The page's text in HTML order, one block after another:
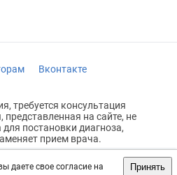
даете свое согласие на
Принять
Вконтакте
требуется консультация
на сайте, не
постановки диагноза,
прием врача.